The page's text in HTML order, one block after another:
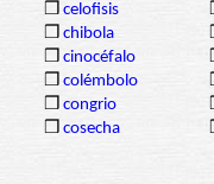
❒ celofisis
❒ chibola
❒ cinocéfalo
❒ colémbolo
❒ congrio
❒ cosecha